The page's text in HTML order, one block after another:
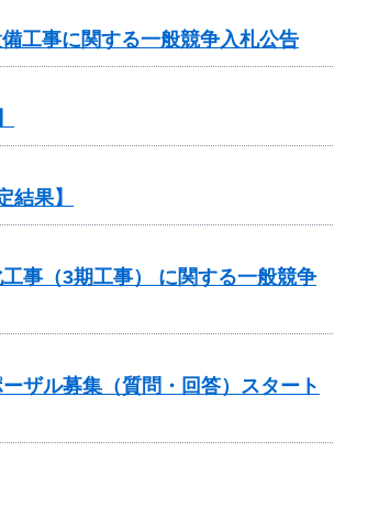
工事に関する一般競争入札公告
果】
事（3期工事） に関する一般競争
ザル募集（質問・回答）スタート